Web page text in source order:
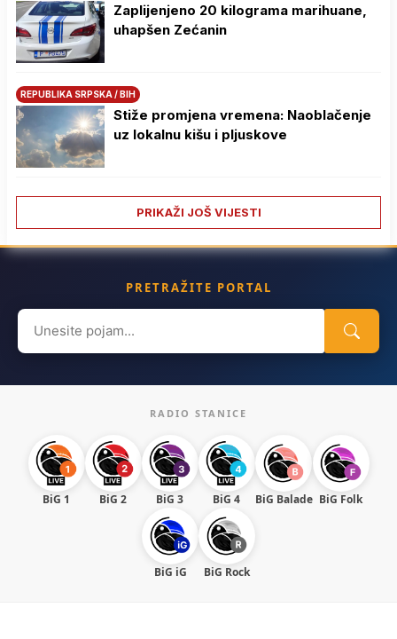
Zaplijenjeno 20 kilograma marihuane,
uhapšen Zećanin
REPUBLIKA SRPSKA / BIH
Stiže promjena vremena: Naoblačenje
uz lokalnu kišu i pljuskove
PRIKAŽI JOŠ VIJESTI
PRETRAŽITE PORTAL
Search
for:
RADIO STANICE
BiG 1 BiG 2 BiG 3 BiG 4 BiG Balade BiG Folk
BiG iG BiG Rock